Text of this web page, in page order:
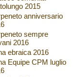
2015
anniversario
sempre
2016
ebraica 2016
Equipe CPM luglio